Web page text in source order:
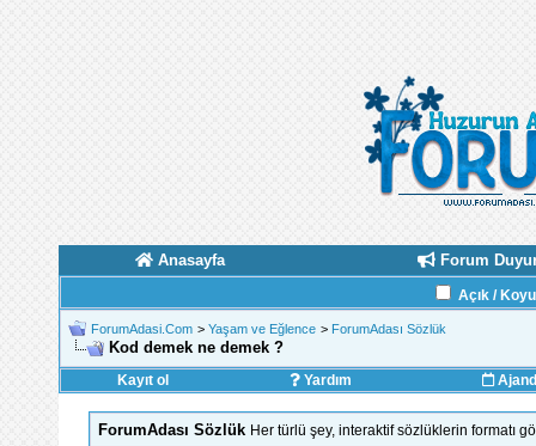
Anasayfa Forum
Açık /
ForumAdasi.Com > Yaşam ve Eğlence > ForumAdası Sözlük
Kod demek ne demek ?
Kayıt ol Yardım
ForumAdası Sözlük Her türlü şey, interaktif sözlüklerin formatı